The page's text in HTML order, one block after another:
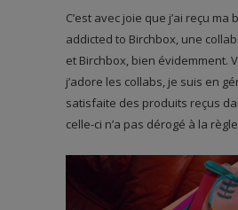
C’est avec joie que j’ai reçu ma
addicted to Birchbox, une
et Birchbox, bien évidemment.
j’adore les collabs, je suis en
satisfaite des produits reçus
celle-ci n’a pas dérogé à la